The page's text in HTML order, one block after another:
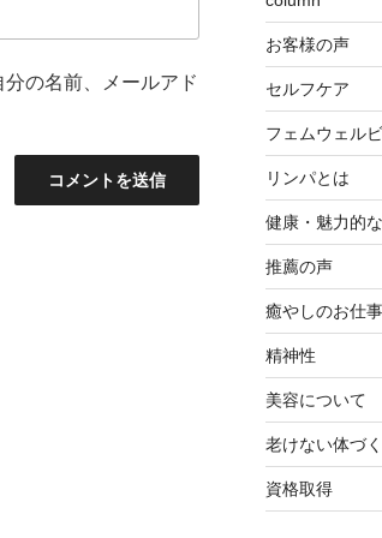
の名前、メールアド
お客様の声
セルフケア
フェムウェル
リンパとは
健康・魅力的
推薦の声
癒やしのお仕事
精神性
美容について
老けない体づ
資格取得